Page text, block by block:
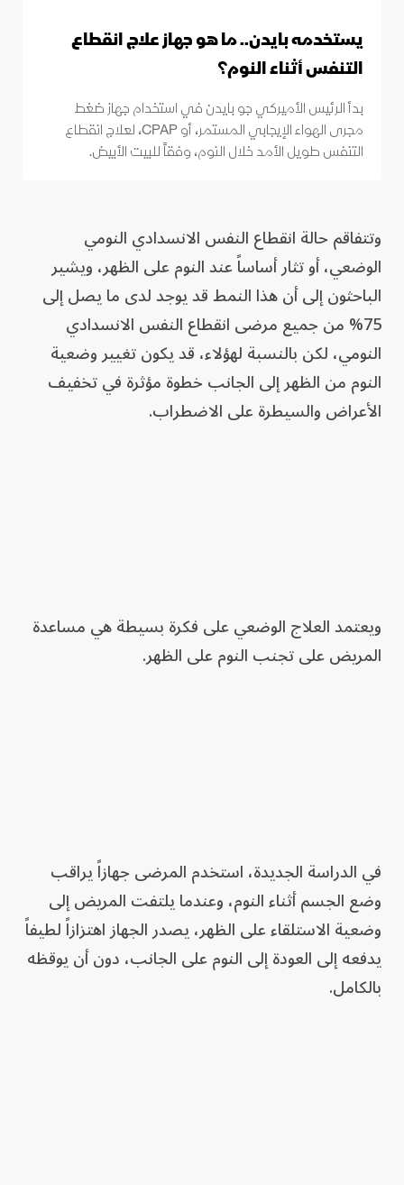
يستخدمه بايدن.. ما هو جهاز علاج انقطاع
التنفس أثناء النوم؟
بدأ الرئيس الأميركي جو بايدن في استخدام جهاز ضغط
مجرى الهواء الإيجابي المستمر، أو CPAP، لعلاج انقطاع
التنفس طويل الأمد خلال النوم، وفقاً للبيت الأبيض.
وتتفاقم حالة انقطاع النفس الانسدادي النومي
الوضعي، أو تثار أساساً عند النوم على الظهر، ويشير
الباحثون إلى أن هذا النمط قد يوجد لدى ما يصل إلى
75% من جميع مرضى انقطاع النفس الانسدادي
النومي، لكن بالنسبة لهؤلاء، قد يكون تغيير وضعية
النوم من الظهر إلى الجانب خطوة مؤثرة في تخفيف
الأعراض والسيطرة على الاضطراب.
ويعتمد العلاج الوضعي على فكرة بسيطة هي مساعدة
المريض على تجنب النوم على الظهر.
في الدراسة الجديدة، استخدم المرضى جهازاً يراقب
وضع الجسم أثناء النوم، وعندما يلتفت المريض إلى
وضعية الاستلقاء على الظهر، يصدر الجهاز اهتزازاً لطيفاً
يدفعه إلى العودة إلى النوم على الجانب، دون أن يوقظه
بالكامل.